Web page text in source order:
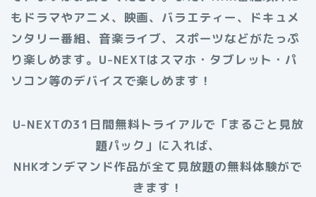
もドラマやアニメ、映画、バラエティー、ドキュメ
ンタリー番組、音楽ライブ、スポーツなどがたっぷ
り楽しめます。 U-NEXTはスマホ・タブレット・パ
ソコン等のデバイスで楽しめます！
U-NEXTの31日間無料トライアルで「まるごと見放
題パック」に入れば、
NHKオンデマンド作品が全て見放題の無料体験がで
きます！